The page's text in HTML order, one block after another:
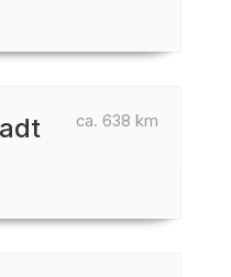
ca. 638 km